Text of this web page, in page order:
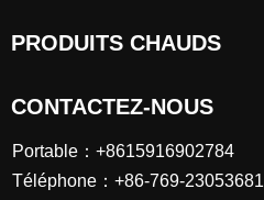
PRODUITS CHAUDS
CONTACTEZ-NOUS
Portable：+8615916902784
Téléphone：+86-769-23053681